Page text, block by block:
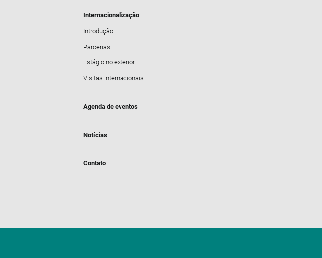
Internacionalização
Introdução
Parcerias
Estágio no exterior
Visitas internacionais
Agenda de eventos
Notícias
Contato